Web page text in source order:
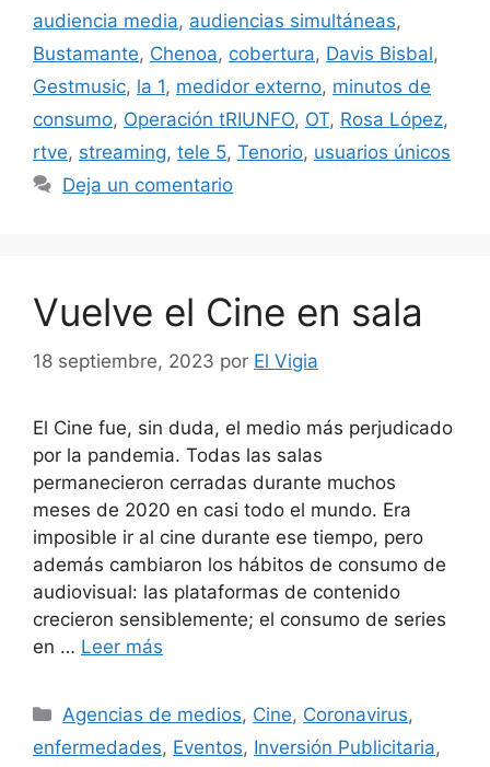
audiencia media, audiencias simultáneas,
Bustamante, Chenoa, cobertura, Davis Bisbal,
Gestmusic, la 1, medidor externo, minutos de
consumo, Operación tRIUNFO, OT, Rosa López,
rtve, streaming, tele 5, Tenorio, usuarios únicos
Deja un comentario
Vuelve el Cine en sala
18 septiembre, 2023 por El Vigia
El Cine fue, sin duda, el medio más perjudicado
por la pandemia. Todas las salas
permanecieron cerradas durante muchos
meses de 2020 en casi todo el mundo. Era
imposible ir al cine durante ese tiempo, pero
además cambiaron los hábitos de consumo de
audiovisual: las plataformas de contenido
crecieron sensiblemente; el consumo de series
en … Leer más
Categorías
Agencias de medios, Cine, Coronavirus,
enfermedades, Eventos, Inversión Publicitaria,